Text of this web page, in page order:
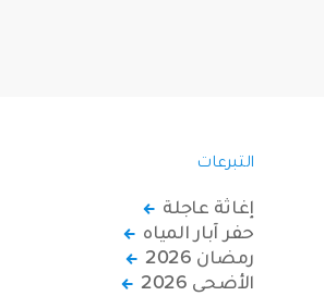
التبرعات
إغاثة عاجلة
حفر آبار المياه
رمضان 2026
الأضحى 2026